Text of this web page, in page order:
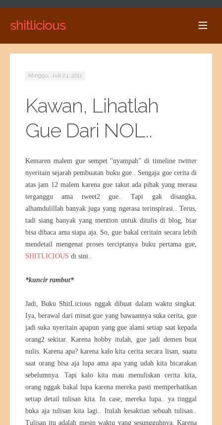
shitlicious
Minggu, Juli 24, 2011
Kawan, Lihatlah
Gue Dari NOL..
Kemaren malem gue sempet "nyampah" di timeline twitter
nyeritain sejarah pembuatan buku gue.. Sengaja gue cerita di
atas jam 12 malem karena gue takut ada pihak yang merasa
terganggu ama tweet2 gue.. Tapi gak disangka,
alhamdulillah banyak juga yang ngerasa terinspirasi.. Terus,
tadi siang banyak yang mention untuk ditulis di blog, biar
bisa dibaca ama siapa aja. So, gue bakal ceritain secara lebih
mendetail mengenai proses terciptanya buku pertama gue,
SHITLICIOUS di sini..
*kuncir rambut*
Jadi, Buku ShitLicious nggak dibuat dalam waktu singkat.
Iya, berawal dari minat gue yang bawaannya suka cerita, gue
jadi suka nyeritain apapun yang gue alami setiap saat kepada
orang2 sekitar. Karena hobby itulah, gue jadi demen buat
nulis. Karena apa? karena kalo kita cerita secara lisan, suatu
saat orang bisa aja lupa ama apa yang udah kita bicarakan
sebelumnya. Tapi kalo kita mau menuliskan cerita kita,
orang nggak bakal lupa karena mereka pasti memperhatikan
setiap detail tulisan kita. In case, mereka lupa.. ya tinggal
buka aja tulisan kita lagi.. Itulah kesaktian sebuah tulisan..
Tulisan itu adalah mesin waktu yang sesungguhnya. Karena